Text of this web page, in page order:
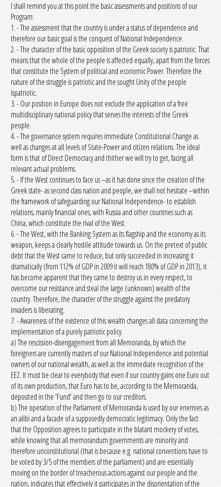
I shall remind you at this point the basic assessments and positions of our
Program:
1. - The assessment that the country is under a status of dependence and
therefore our basic goal is the conquest of National Independence.
2. - The character of the basic opposition of the Greek society is patriotic. That
means that the whole of the people is affected equally, apart from the forces
that constitute the System of political and economic Power. Therefore the
nature of the struggle is patriotic and the sought Unity of the people
ispatriotic.
3. - Our position in Europe does not exclude the application of a free
multidisciplinary national policy that serves the interests of the Greek
people.
4. - The governance system requires immediate Constitutional Change as
well as changes at all levels of State-Power and citizen relations. The ideal
form is that of Direct Democracy and thither we will try to get, facing all
relevant actual problems.
5. - If the West continues to face us –as it has done since the creation of the
Greek state- as second class nation and people, we shall not hesitate –within
the framework of safeguarding our National Independence- to establish
relations, mainly financial ones, with Russia and other countries such as
China, which constitute the rival of the West.
6. - The West, with the Banking System as its flagship and the economy as its
weapon, keeps a clearly hostile attitude towards us. On the pretext of public
debt that the West came to reduce, but only succeeded in increasing it
dramatically (from 112% of GDP in 2009 it will reach 180% of GDP in 2013), it
has become apparent that they came to destroy us in every respect, to
overcome our resistance and steal the large (unknown) wealth of the
country. Therefore, the character of the struggle against the predatory
invaders is liberating.
7. - Awareness of the existence of this wealth changes all data concerning the
implementation of a purely patriotic policy.
a) The rescission-disengagement from all Memoranda, by which the
foreigners are currently masters of our National Independence and potential
owners of our national wealth, as well as the immediate recognition of the
EEZ. It must be clear to everybody that even if our country gains one Euro out
of its own production, that Euro has to be, according to the Memoranda,
deposited in the 'Fund' and then go to our creditors.
b) The operation of the Parliament of Memoranda is used by our enemies as
an alibi and a facade of a supposedly democratic legitimacy. Only the fact
that the Opposition agrees to participate in the blatant mockery of votes,
while knowing that all memorandum governments are minority and
therefore unconstitutional (that is because e.g. national conventions have to
be voted by 3/5 of the members of the parliament) and are essentially
moving on the border of treacherous actions against our people and the
nation, indicates that effectively it participates in the disorientation of the